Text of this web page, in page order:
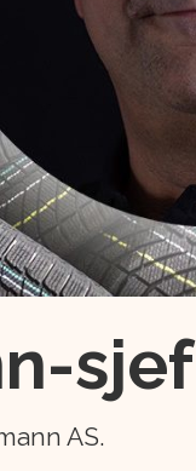
sjef
AS.